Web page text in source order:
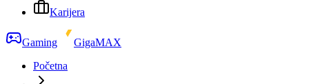
Karijera
Gaming
GigaMAX
Početna